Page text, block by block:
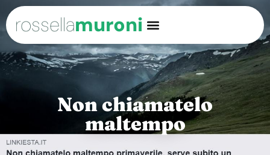
rossellamuroni
Non chiamatelo
maltempo